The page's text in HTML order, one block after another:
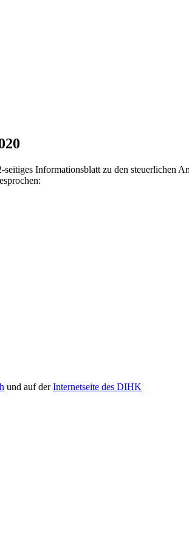
Informationsblatt zu den steuerlichen
und auf derInternetseite des DIHK